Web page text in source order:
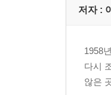
저자 :
1958
다시
않은